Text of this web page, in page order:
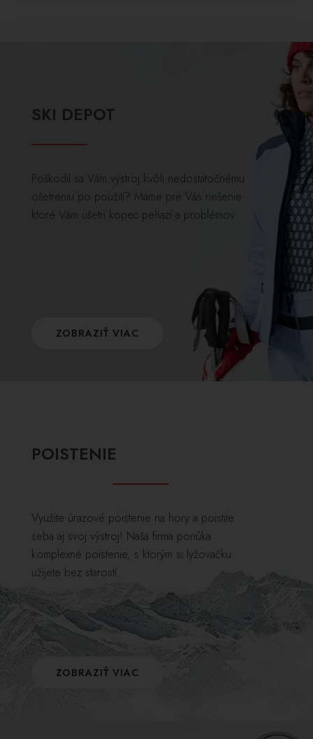
SKI DEPOT
Poškodil sa Vám výstroj kvôli nedostatočnému
ošetreniu po použití? Máme pre Vás riešenie
ktoré Vám ušetrí kopec peňazí a problémov.
ZOBRAZIŤ VIAC
POISTENIE
Využite úrazové poistenie na hory a poistite
seba aj svoj výstroj! Naša firma ponúka
komplexné poistenie, s ktorým si lyžovačku
užijete bez starostí.
ZOBRAZIŤ VIAC